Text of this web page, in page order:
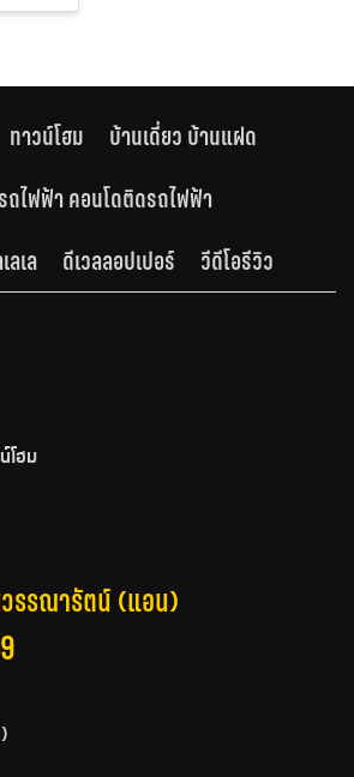
ทาวน์โฮม
บ้านเดี่ยว บ้านแฝด
ถไฟฟ้า คอนโดติดรถไฟฟ้า
เล
ดีเวลลอปเปอร์ วีดีโอรีวิว
โฮม
รรณารัตน์ (แอน)